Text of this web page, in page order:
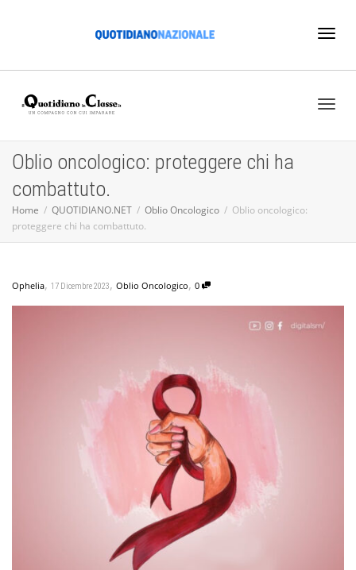
Oblio oncologico: proteggere chi ha
combattuto.
Home QUOTIDIANO.NET Oblio Oncologico
Oblio oncologico:
proteggere chi ha combattuto.
Ophelia, 17 Dicembre 2023, Oblio Oncologico, 0